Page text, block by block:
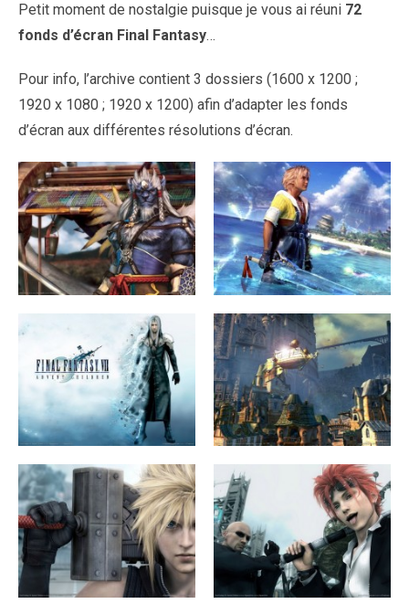
Petit moment de nostalgie puisque je vous ai réuni 72
fonds d’écran Final Fantasy…
Pour info, l’archive contient 3 dossiers (1600 x 1200 ;
1920 x 1080 ; 1920 x 1200) afin d’adapter les fonds
d’écran aux différentes résolutions d’écran.